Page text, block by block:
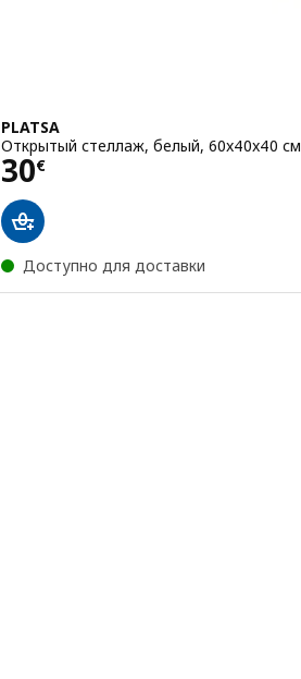
PLATSA
Открытый стеллаж, белый, 60x40x40 см
30€
Цена 30€
Доступно для доставки